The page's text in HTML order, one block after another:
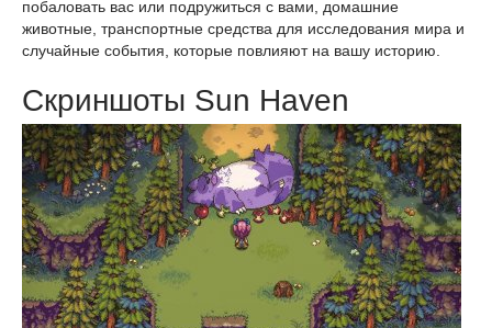
побаловать вас или подружиться с вами, домашние
животные, транспортные средства для исследования мира и
случайные события, которые повлияют на вашу историю.
Скриншоты Sun Haven